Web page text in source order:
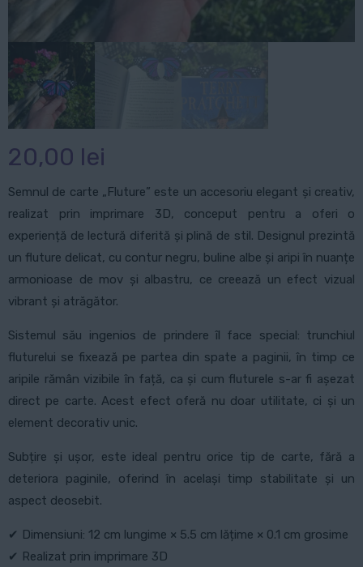
20,00 lei
Semnul de carte „Fluture” este un accesoriu elegant și creativ,
realizat prin imprimare 3D, conceput pentru a oferi o
experiență de lectură diferită și plină de stil. Designul prezintă
un fluture delicat, cu contur negru, buline albe și aripi în nuanțe
armonioase de mov și albastru, ce creează un efect vizual
vibrant și atrăgător.
Sistemul său ingenios de prindere îl face special: trunchiul
fluturelui se fixează pe partea din spate a paginii, în timp ce
aripile rămân vizibile în față, ca și cum fluturele s-ar fi așezat
direct pe carte. Acest efect oferă nu doar utilitate, ci și un
element decorativ unic.
Subțire și ușor, este ideal pentru orice tip de carte, fără a
deteriora paginile, oferind în același timp stabilitate și un
aspect deosebit.
✔ Dimensiuni: 12 cm lungime × 5.5 cm lățime × 0.1 cm grosime
✔ Realizat prin imprimare 3D